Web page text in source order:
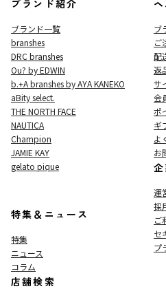
ブランド紹介
ブランド一覧
branshes
DRC branshes
Ou? by EDWIN
b.+A branshes by AYA KANEKO
aBity select.
THE NORTH FACE
NAUTICA
Champion
JAMIE KAY
gelato pique
特集＆ニュース
特集
ニュース
コラム
店舗検索
ブ
ご
配
返
サ
会
ポ
ギ
よ
お
運
採
ご
セ
プ